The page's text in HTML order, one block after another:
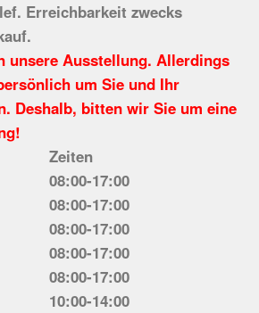
Erreichbarkeit zwecks
unsere Ausstellung. Allerdings
um Sie und Ihr
Deshalb, bitten wir Sie um eine
Zeiten
08:00-17:00
08:00-17:00
08:00-17:00
08:00-17:00
08:00-17:00
10:00-14:00